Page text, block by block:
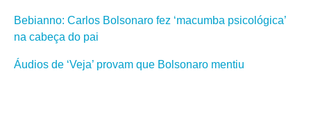
Bebianno: Carlos Bolsonaro fez ‘macumba psicológica’
na cabeça do pai
Áudios de ‘Veja’ provam que Bolsonaro mentiu